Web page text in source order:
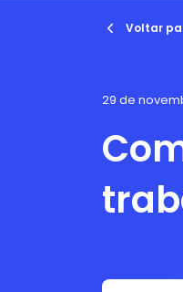
Voltar
29 de